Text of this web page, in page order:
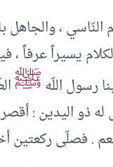
، والجاهل
يسيراً عرفاً ،
رسول اللّهﷺ
ذو اليدين :
نعم . فصلّى